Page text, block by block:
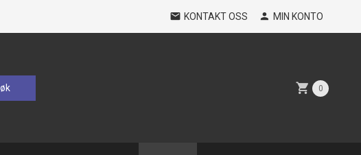
KONTAKT OSS MIN KONTO
0